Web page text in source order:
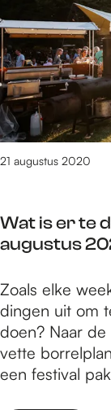
0
s
e
p
t
m
e
0
2
n
N
i
j
m
e
g
e
-
3
1
u
g
u
s
t
s
e
r
d
o
i
n
i
j
m
e
g
Wat is er te
augustus
21 augustus 2020
W
a
t
i
s
Zoals elke
dingen uit om
doen? Naar
vette
een festival